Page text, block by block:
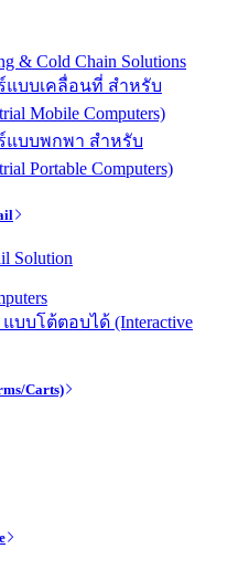
& Cold Chain Solutions
บบเคลื่อนที่ สำหรับ
Mobile Computers)
บบพกพา สำหรับ
Portable Computers)
Solution
บโต้ตอบได้ (Interactive
Carts)